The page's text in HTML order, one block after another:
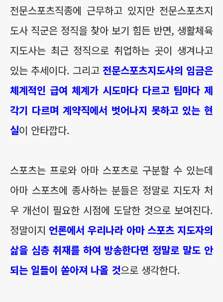
전문스포츠직종에 근무하고 있지만 전문스포츠지
도사 직군은 정직을 찾아 보기 힘든 반면, 생활체육
지도사는 최근 정직으로 취업하는 곳이 생겨나고
있는 추세이다. 그리고 전문스포츠지도사의 임금은
체계적인 급여 체계가 시도마다 다르고 팀마다 제
각기 다르며 계약직에서 벗어나지 못하고 있는 현
실이 안타깝다.
스포츠는 프로와 아마 스포츠로 구분할 수 있는데
아마 스포츠에 종사하는 분들은 정말로 지도자 처
우 개선이 필요한 시점에 도달한 것으로 보여진다.
정말이지 언론에서 우리나라 아마 스포츠 지도자의
삶을 심층 취재를 하여 방송한다면 정말로 말도 안
되는 일들이 쏟아져 나올 것으로 생각한다.